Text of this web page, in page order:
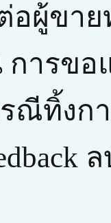
ผู้ขาย
ารขอแ
รณีทิ้งก